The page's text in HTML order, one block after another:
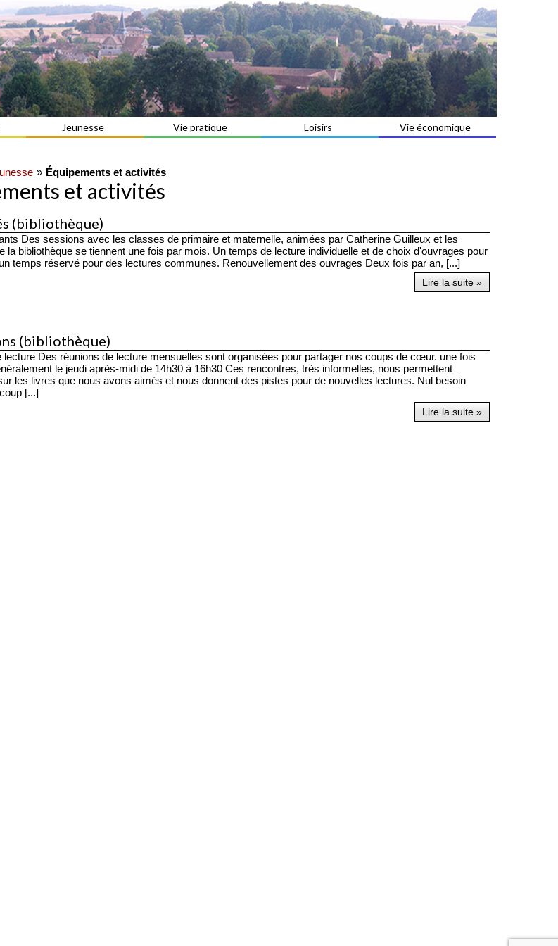
Jeunesse Vie pratique Loisirs Vie économique
Équipements et activités
et activités
(bibliothèque)
Des sessions avec les classes de primaire et maternelle, animées par Catherine Guilleux et les
la bibliothèque se tiennent une fois par mois. Un temps de lecture individuelle et de choix d'ouvrages pour
temps réservé pour des lectures communes. Renouvellement des ouvrages Deux fois par an, [...]
Lire la suite »
(bibliothèque)
lecture Des réunions de lecture mensuelles sont organisées pour partager nos coups de cœur. une fois
le jeudi après-midi de 14h30 à 16h30 Ces rencontres, très informelles, nous permettent
les livres que nous avons aimés et nous donnent des pistes pour de nouvelles lectures. Nul besoin
[...]
Lire la suite »